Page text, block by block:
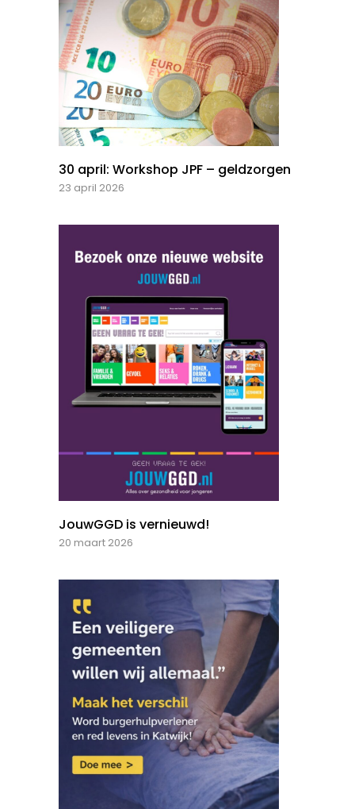
30 april: Workshop JPF – geldzorgen
23 april 2026
JouwGGD is vernieuwd!
20 maart 2026